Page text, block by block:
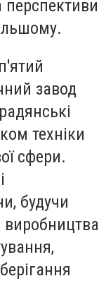
завод
техніки
сфери.
будучи